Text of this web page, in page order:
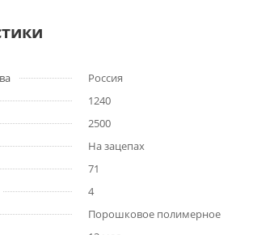
Россия
1240
2500
На зацепах
71
4
Порошковое полимерное